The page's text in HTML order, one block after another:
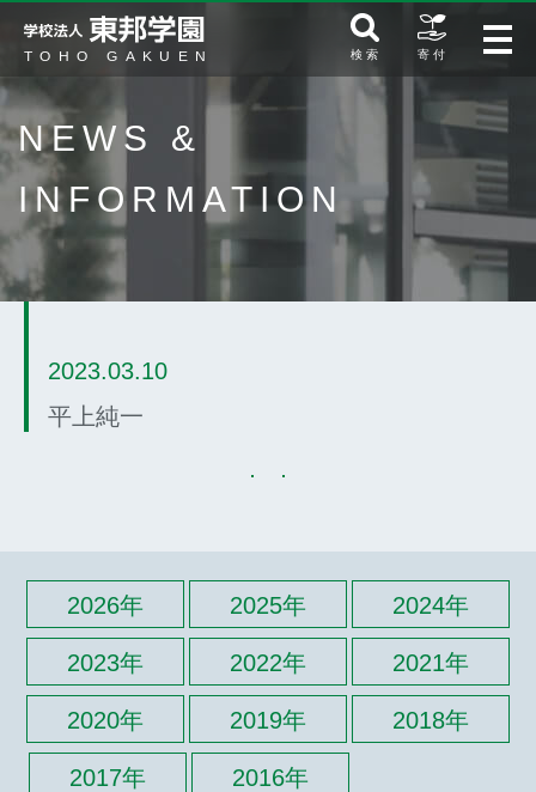
検 索 寄 付
NEWS &
INFORMATION
2023.03.10
平上純一
2026年 2025年 2024年
2023年 2022年 2021年
2020年 2019年 2018年
2017年 2016年